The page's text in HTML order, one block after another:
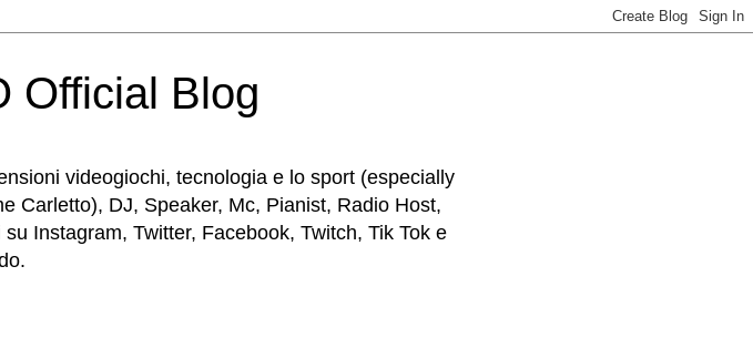
Official Blog
videogiochi, tecnologia e lo sport (especially
Carletto), DJ, Speaker, Mc, Pianist, Radio Host,
Instagram, Twitter, Facebook, Twitch, Tik Tok e